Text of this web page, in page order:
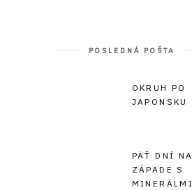
POSLEDNÁ POŠTA
OKRUH PO
JAPONSKU
PÄŤ DNÍ NA
ZÁPADE S
MINERÁLMI